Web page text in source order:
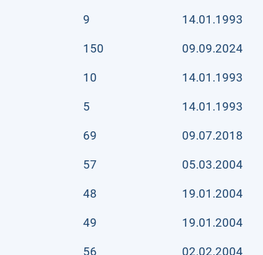
9 14.01.1993
150 09.09.2024
10 14.01.1993
5 14.01.1993
69 09.07.2018
57 05.03.2004
48 19.01.2004
49 19.01.2004
56 02.02.2004